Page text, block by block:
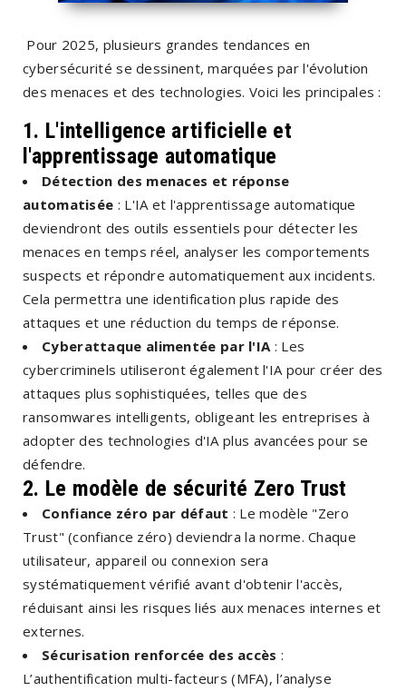
Pour 2025, plusieurs grandes tendances en
cybersécurité se dessinent, marquées par l'évolution
des menaces et des technologies. Voici les principales :
1. L'intelligence artificielle et
l'apprentissage automatique
Détection des menaces et réponse
automatisée : L'IA et l'apprentissage automatique
deviendront des outils essentiels pour détecter les
menaces en temps réel, analyser les comportements
suspects et répondre automatiquement aux incidents.
Cela permettra une identification plus rapide des
attaques et une réduction du temps de réponse.
Cyberattaque alimentée par l'IA : Les
cybercriminels utiliseront également l'IA pour créer des
attaques plus sophistiquées, telles que des
ransomwares intelligents, obligeant les entreprises à
adopter des technologies d'IA plus avancées pour se
défendre.
2. Le modèle de sécurité Zero Trust
Confiance zéro par défaut : Le modèle "Zero
Trust" (confiance zéro) deviendra la norme. Chaque
utilisateur, appareil ou connexion sera
systématiquement vérifié avant d'obtenir l'accès,
réduisant ainsi les risques liés aux menaces internes et
externes.
Sécurisation renforcée des accès :
L’authentification multi-facteurs (MFA), l’analyse